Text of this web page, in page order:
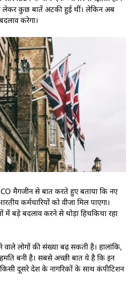
लेकर कुछ बातें अटकी हुई थीं। लेकिन अब
करेगा।
मैगजीन से बात करते हुए बताया कि नए
कर्मचारियों को वीजा मिल पाएगा।
में बड़े बदलाव करने से थोड़ा हिचकिचा रहा
वाले लोगों की संख्या बढ़ सकती है। हालांकि,
बनी है। सबसे अच्छी बात ये है कि इन
दूसरे देश के नागरिकों के साथ कंपीटिशन